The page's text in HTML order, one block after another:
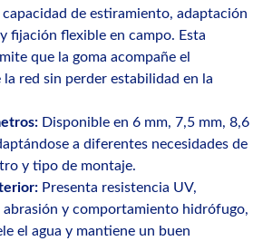
de estiramiento, adaptación
fijación flexible en campo. Esta
que la goma acompañe el
red sin perder estabilidad en la
Disponible en 6 mm, 7,5 mm, 8,6
a diferentes necesidades de
y tipo de montaje.
Presenta resistencia UV,
abrasión y comportamiento hidrófugo,
el agua y mantiene un buen